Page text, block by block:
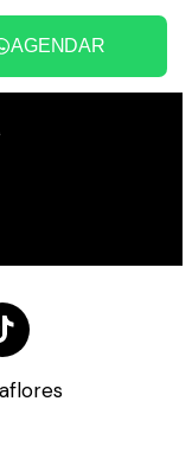
AGENDAR